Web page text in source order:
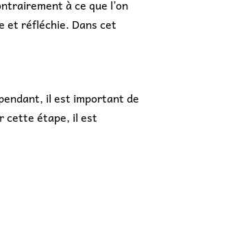
à ce que l’on
et réfléchie. Dans cet
il est important de
cette étape, il est